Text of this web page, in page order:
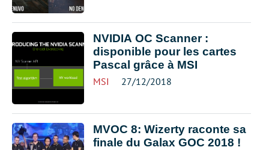
NVIDIA OC Scanner :
disponible pour les cartes
Pascal grâce à MSI
MSI 27/12/2018
MVOC 8: Wizerty raconte sa
finale du Galax GOC 2018 !